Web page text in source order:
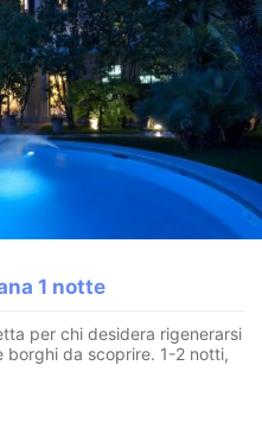
1 notte
per chi desidera rigenerarsi
da scoprire. 1-2 notti,